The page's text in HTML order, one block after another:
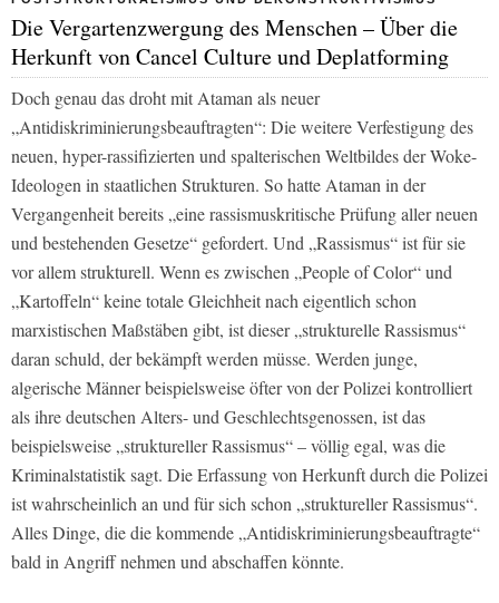
Die Vergartenzwergung des Menschen – Über die
Herkunft von Cancel Culture und Deplatforming
Doch genau das droht mit Ataman als neuer
„Antidiskriminierungsbeauftragten“: Die weitere Verfestigung des
neuen, hyper-rassifizierten und spalterischen Weltbildes der Woke-
Ideologen in staatlichen Strukturen. So hatte Ataman in der
Vergangenheit bereits „eine rassismuskritische Prüfung aller neuen
und bestehenden Gesetze“ gefordert. Und „Rassismus“ ist für sie
vor allem strukturell. Wenn es zwischen „People of Color“ und
„Kartoffeln“ keine totale Gleichheit nach eigentlich schon
marxistischen Maßstäben gibt, ist dieser „strukturelle Rassismus“
daran schuld, der bekämpft werden müsse. Werden junge,
algerische Männer beispielsweise öfter von der Polizei kontrolliert
als ihre deutschen Alters- und Geschlechtsgenossen, ist das
beispielsweise „struktureller Rassismus“ – völlig egal, was die
Kriminalstatistik sagt. Die Erfassung von Herkunft durch die Polizei
ist wahrscheinlich an und für sich schon „struktureller Rassismus“.
Alles Dinge, die die kommende „Antidiskriminierungsbeauftragte“
bald in Angriff nehmen und abschaffen könnte.